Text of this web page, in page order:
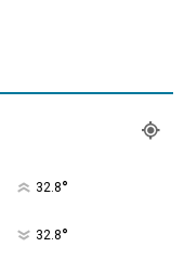
32.8°
32.8°